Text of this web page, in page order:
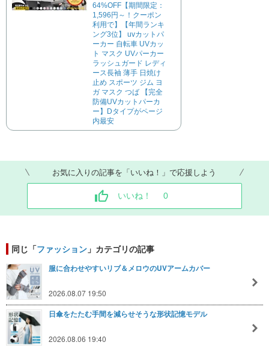
64%OFF【期間限定：
1,596円～！クーポン
利用で】【年間ランキ
ング3位】 uvカットパ
ーカー 自転車 UVカッ
ト マスク UVパーカー
ラッシュガード レディ
ース長袖 薄手 日焼け
止め スポーツ ジム ヨ
ガ マスク つば 【完全
防備UVカットパーカ
ー】Dタイプがページ
内最安
お気に入りの記事を「いいね！」で応援しよう
いいね！ 0
同じ「ファッション 」カテゴリの記事
服に合わせやすいリブ＆メロウのUVアームカバー
2026.08.07 19:50
日傘をたたむ手間を減らせそうな形状記憶モデル
2026.08.06 19:40